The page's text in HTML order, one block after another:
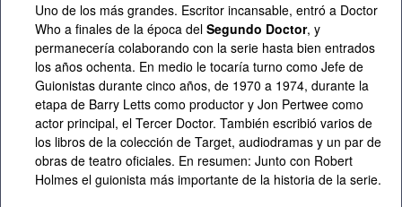
Uno de los más grandes. Escritor incansable, entró a Doctor
Who a finales de la época del Segundo Doctor, y
permanecería colaborando con la serie hasta bien entrados
los años ochenta. En medio le tocaría turno como Jefe de
Guionistas durante cinco años, de 1970 a 1974, durante la
etapa de Barry Letts como productor y Jon Pertwee como
actor principal, el Tercer Doctor. También escribió varios de
los libros de la colección de Target, audiodramas y un par de
obras de teatro oficiales. En resumen: Junto con Robert
Holmes el guionista más importante de la historia de la serie.